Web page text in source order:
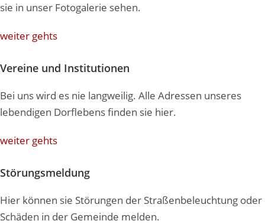
sie in unser Fotogalerie sehen.
weiter gehts
Vereine und Institutionen
Bei uns wird es nie langweilig. Alle Adressen unseres
lebendigen Dorflebens finden sie hier.
weiter gehts
Störungsmeldung
Hier können sie Störungen der Straßenbeleuchtung oder
Schäden in der Gemeinde melden.